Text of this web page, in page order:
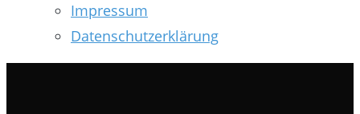
Impressum
Datenschutzerklärung